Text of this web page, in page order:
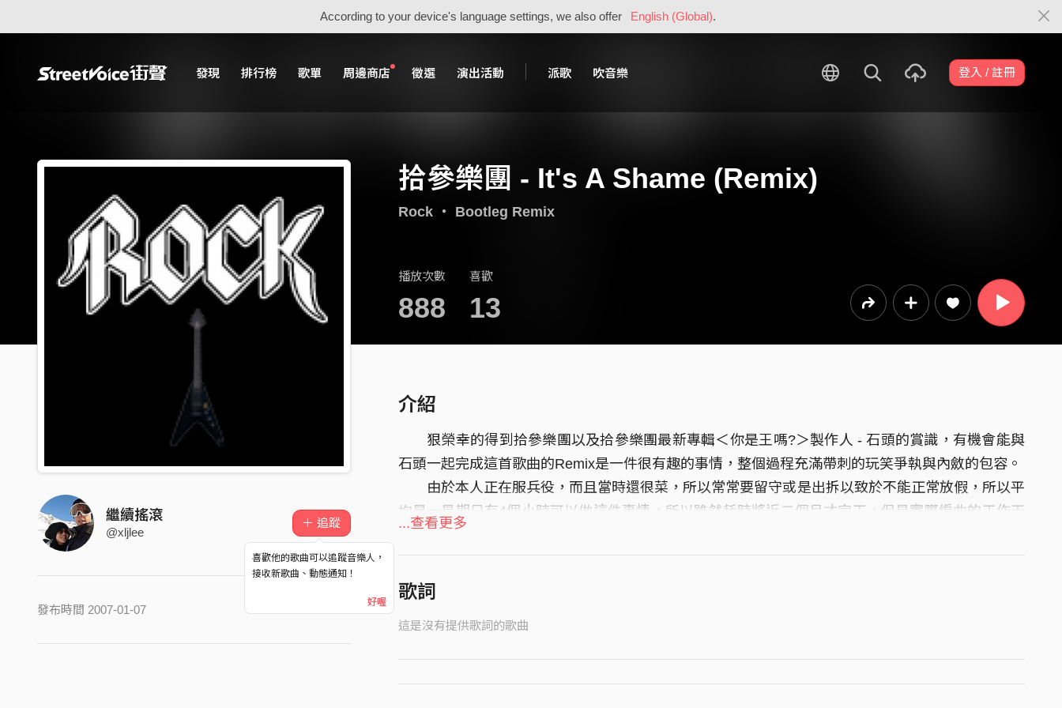
According to your device's language settings, we also offer English (Global).
發現 排行榜 歌單 周邊商店 徵選 演出活動 派歌 吹音樂 登入 / 註冊
拾參樂團 - It's A Shame (Remix)
Rock・ Bootleg Remix
播放次數
888
喜歡
13
繼續搖滾
@xljlee
＋ 追蹤
喜歡他的歌曲可以追蹤音樂人，
接收新歌曲、動態通知！
好喔
發布時間 2007-01-07
介紹
狠榮幸的得到拾參樂團以及拾參樂團最新專輯＜你是王嗎?＞製作人 - 石頭的賞識，有機會能與
石頭一起完成這首歌曲的Remix是一件很有趣的事情，整個過程充滿帶刺的玩笑爭執與內斂的包容。
由於本人正在服兵役，而且當時還很菜，所以常常要留守或是出拆以致於不能正常放假，所以平
均是一星期只有4個小時可以做這件事情，所以雖然耗時將近二個月才完工，但是實際編曲的工作天
只有四天，另外石頭當然又花了許多時間在整理這首歌的原始檔案還有最後的混音工作。
希望有機會可以再多做一些這樣的混音單曲，尤其是有機會可以跟這麼棒的樂團一起碰撞的時
候，這真是太好玩了！並且我跟石頭正在審慎的考慮一個新的組合{椰子兄弟}，就當作{化學兄弟}的
基本上，我希望這首歌會有小星星還有彩虹還有犀牛，挖哈哈哈哈哈！！！！總之，就是開心的
...查看更多
歌詞
這是沒有提供歌詞的歌曲